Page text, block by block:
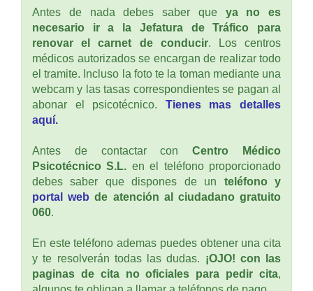
Antes de nada debes saber que ya no es
necesario ir a la Jefatura de Tráfico para
renovar el carnet de conducir. Los centros
médicos autorizados se encargan de realizar todo
el tramite. Incluso la foto te la toman mediante una
webcam y las tasas correspondientes se pagan al
abonar el psicotécnico. Tienes mas detalles
aquí.
Antes de contactar conCentro Médico
Psicotécnico S.L. en el teléfono proporcionado
debes saber que dispones de un teléfono y
portal web de atención al ciudadano gratuito
060.
En este teléfono ademas puedes obtener una cita
y te resolverán todas las dudas. ¡OJO! con las
paginas de cita no oficiales para pedir cita,